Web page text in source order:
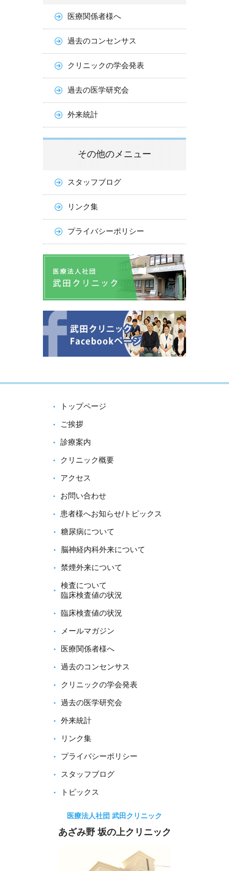
医療関係者様へ
過去のコンセンサス
クリニックの学会発表
過去の医学研究会
外来統計
その他のメニュー
スタッフブログ
リンク集
プライバシーポリシー
トップページ
ご挨拶
診療案内
クリニック概要
アクセス
お問い合わせ
患者様へお知らせ/トピックス
糖尿病について
脳神経内科外来について
禁煙外来について
検査について
臨床検査値の状況
臨床検査値の状況
メールマガジン
医療関係者様へ
過去のコンセンサス
クリニックの学会発表
過去の医学研究会
外来統計
リンク集
プライバシーポリシー
スタッフブログ
トピックス
医療法人社団 武田クリニック
あざみ野 坂の上クリニック